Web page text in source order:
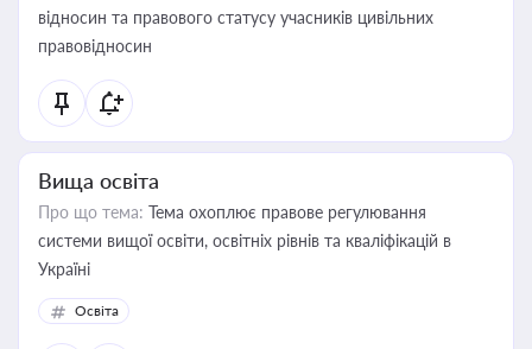
відносин та правового статусу учасників цивільних
правовідносин
Вища освіта
Про що тема: Тема охоплює правове регулювання
системи вищої освіти, освітніх рівнів та кваліфікацій в
Україні
Освіта